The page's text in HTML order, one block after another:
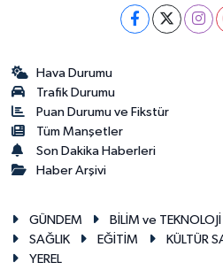
Hava Durumu
Trafik Durumu
Puan Durumu ve Fikstür
Tüm Manşetler
Son Dakika Haberleri
Haber Arşivi
GÜNDEM BİLİM ve TEKNOLOJİ
SAĞLIK
EĞİTİM KÜLTÜR
YEREL